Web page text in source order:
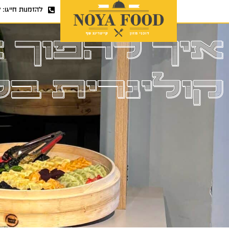
להזמנות חייגו:
איך להפוך
קולינרית